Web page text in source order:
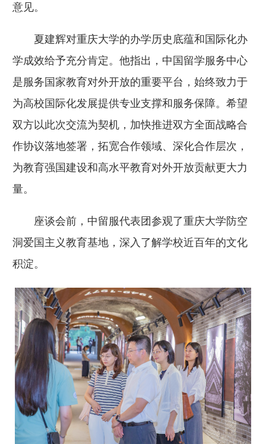
意见。
夏建辉对重庆大学的办学历史底蕴和国际化办
学成效给予充分肯定。他指出，中国留学服务中心
是服务国家教育对外开放的重要平台，始终致力于
为高校国际化发展提供专业支撑和服务保障。希望
双方以此次交流为契机，加快推进双方全面战略合
作协议落地签署，拓宽合作领域、深化合作层次，
为教育强国建设和高水平教育对外开放贡献更大力
量。
座谈会前，中留服代表团参观了重庆大学防空
洞爱国主义教育基地，深入了解学校近百年的文化
积淀。